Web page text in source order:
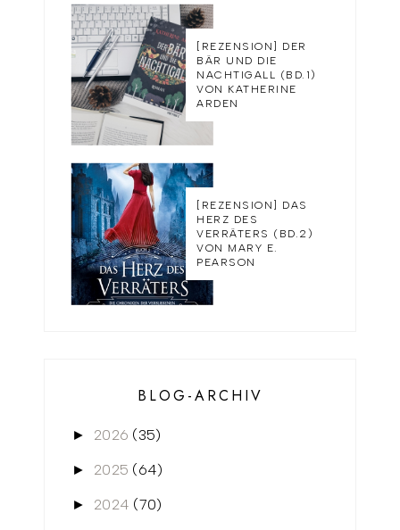
[REZENSION] DER
BÄR UND DIE
NACHTIGALL (BD.1)
VON KATHERINE
ARDEN
[REZENSION] DAS
HERZ DES
VERRÄTERS (BD.2)
VON MARY E.
PEARSON
BLOG-ARCHIV
► 2026 (35)
► 2025 (64)
► 2024 (70)